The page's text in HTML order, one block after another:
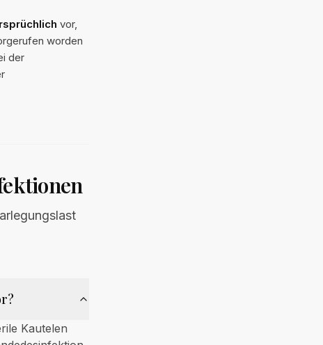
vor,
worden
der
Kautelen